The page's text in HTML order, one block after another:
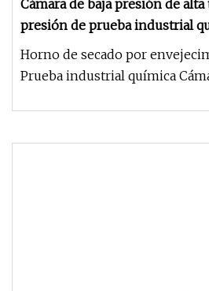
Cámara de baja presión de
presión de prueba industrial
prueba de secado de
Horno de secado por
Prueba industrial química